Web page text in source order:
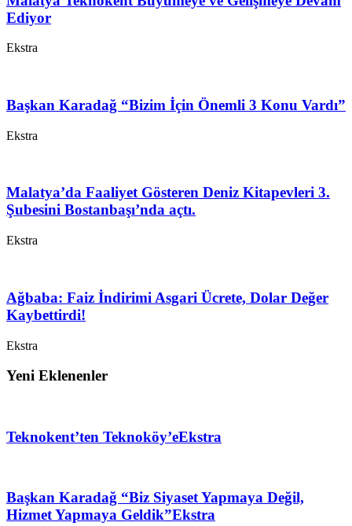
Ediyor
Ekstra
Başkan Karadağ “Bizim İçin Önemli 3 Konu Vardı”
Ekstra
Malatya’da Faaliyet Gösteren Deniz Kitapevleri 3.
Şubesini Bostanbaşı’nda açtı.
Ekstra
Ağbaba: Faiz İndirimi Asgari Ücrete, Dolar Değer
Kaybettirdi!
Ekstra
Yeni Eklenenler
Teknokent’ten Teknoköy’eEkstra
Başkan Karadağ “Biz Siyaset Yapmaya Değil,
Hizmet Yapmaya Geldik”Ekstra